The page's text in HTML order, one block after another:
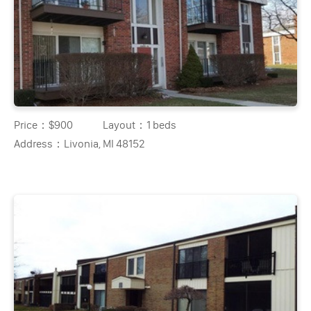
Price：$900 Layout： 1 beds
Address： Livonia, MI 48152